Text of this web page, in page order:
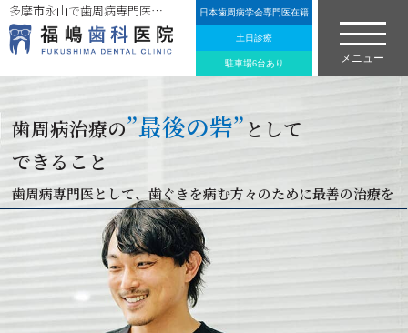
多摩市永山で歯周病専門医在籍の歯医者「福嶋歯科医院」のホームページ。 日本歯周病学会専門医在籍
土日診療
駐車場6台あり
歯周病治療の”最後の砦” として
できること
歯周病専門医として、歯ぐきを病む方々のために最善の治療を